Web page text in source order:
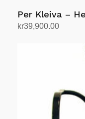
Per Kleiva –
kr39,900.00